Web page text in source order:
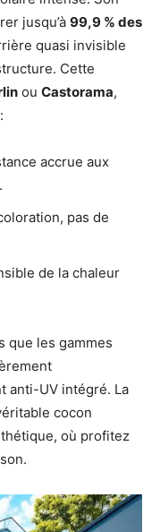
jusqu’à 99,9 % des
quasi invisible
Cette
ou Castorama,
accrue aux
pas de
de la chaleur
que les gammes
anti-UV intégré. La
cocon
où profitez